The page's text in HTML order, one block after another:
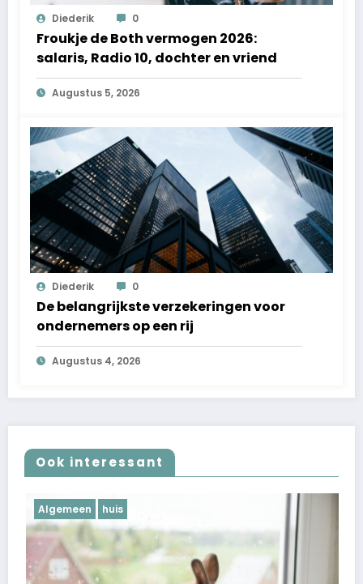
Diederik 0
Froukje de Both vermogen 2026:
salaris, Radio 10, dochter en vriend
Augustus 5, 2026
Diederik 0
De belangrijkste verzekeringen voor
ondernemers op een rij
Augustus 4, 2026
Ook interessant
Algemeen huis